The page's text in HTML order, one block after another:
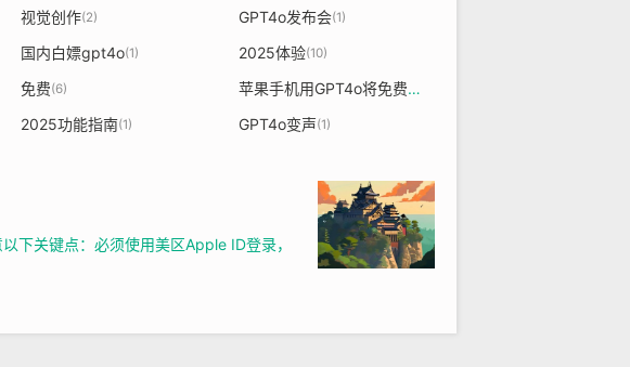
视觉创作(2) GPT4o发布会(1)
国内白嫖gpt4o(1) 2025体验(10)
免费(6) 苹果手机用GPT4o将免费使用
2025功能指南(1) GPT4o变声(1)
下关键点：必须使用美区Apple ID登录，